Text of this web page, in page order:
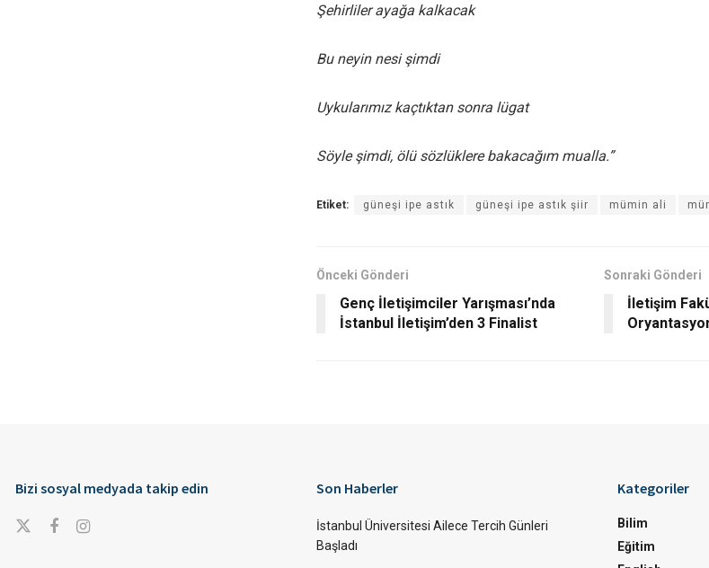
Şehirliler ayağa kalkacak
Bu neyin nesi şimdi
Uykularımız kaçtıktan sonra lügat
Söyle şimdi, ölü sözlüklere bakacağım mualla.”
Etiket: güneşi ipe astık güneşi ipe astık şiir mümin ali
Önceki Gönderi
Genç İletişimciler Yarışması’nda
İstanbul İletişim’den 3 Finalist
Sonraki Gönderi
İletişim
Bizi sosyal medyada takip edin Son Haberler
İstanbul Üniversitesi Ailece Tercih Günleri
Başladı
Kategoriler
Bilim
Eğitim